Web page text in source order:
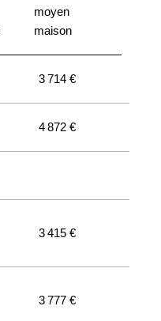
moyen
maison
3 714 €
4 872 €
3 415 €
3 777 €